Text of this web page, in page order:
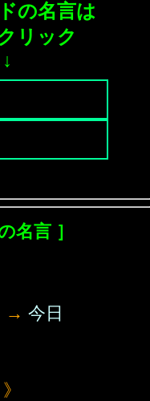
の名言は
リック
名言 ］
→ 今日
》